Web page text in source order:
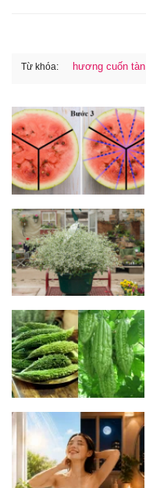
Từ khóa: hương cuốn tàn